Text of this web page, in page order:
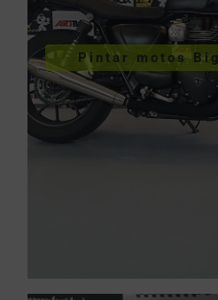
Pintar motos
Pintar
VER PINTURA